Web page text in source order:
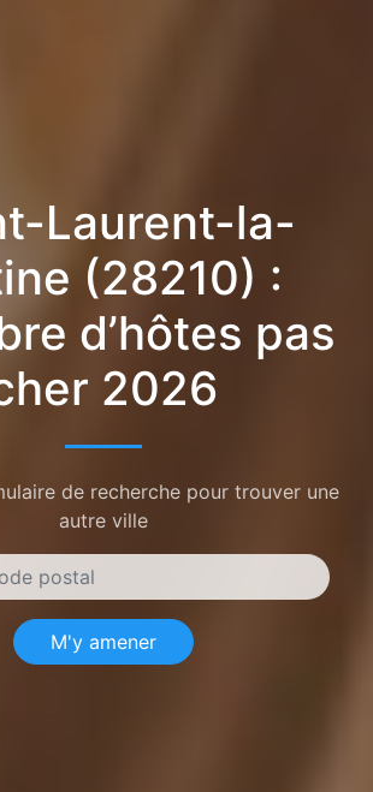
Laurent-la-
(28210) :
d’hôtes pas
2026
de recherche pour trouver une
autre ville
M'y amener